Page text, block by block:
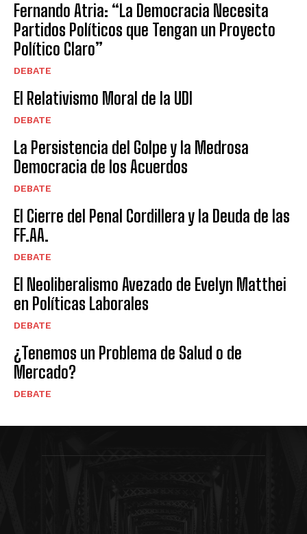
Fernando Atria: “La Democracia Necesita
Partidos Políticos que Tengan un Proyecto
Político Claro”
DEBATE
El Relativismo Moral de la UDI
DEBATE
La Persistencia del Golpe y la Medrosa
Democracia de los Acuerdos
DEBATE
El Cierre del Penal Cordillera y la Deuda de las
FF.AA.
DEBATE
El Neoliberalismo Avezado de Evelyn Matthei
en Políticas Laborales
DEBATE
¿Tenemos un Problema de Salud o de
Mercado?
DEBATE